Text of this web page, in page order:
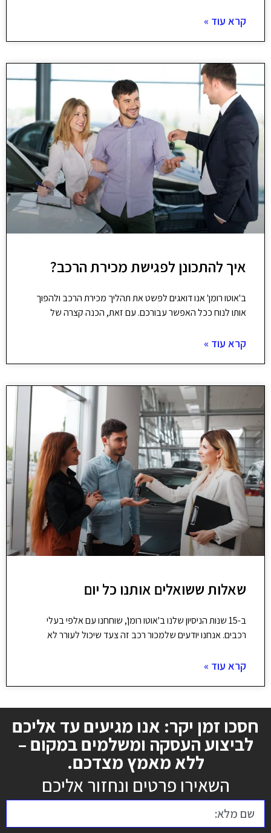
קרא עוד »
איך להתכונן לפגישת מכירת הרכב?
ב'אוטו רומן' אנו דואגים לפשט את תהליך מכירת הרכב ולהפוך
אותו לנוח ככל האפשר עבורכם. עם זאת, הכנה קצרה של
קרא עוד »
שאלות ששואלים אותנו כל יום
ב-15 שנות הניסיון שלנו ב'אוטו רומן', שוחחנו עם אלפי בעלי
רכבים. אנחנו יודעים שלמכור רכב זה צעד שיכול לעורר לא
קרא עוד »
חסכו זמן יקר: אנו מגיעים עד אליכם
לביצוע העסקה ומשלמים במקום –
ללא מאמץ מצדכם.
השאירו פרטים ונחזור אליכם